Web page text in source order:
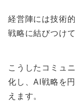
経営陣には技術
戦略に結びつけ
こうしたコミュ
化し、AI戦略を
えます。